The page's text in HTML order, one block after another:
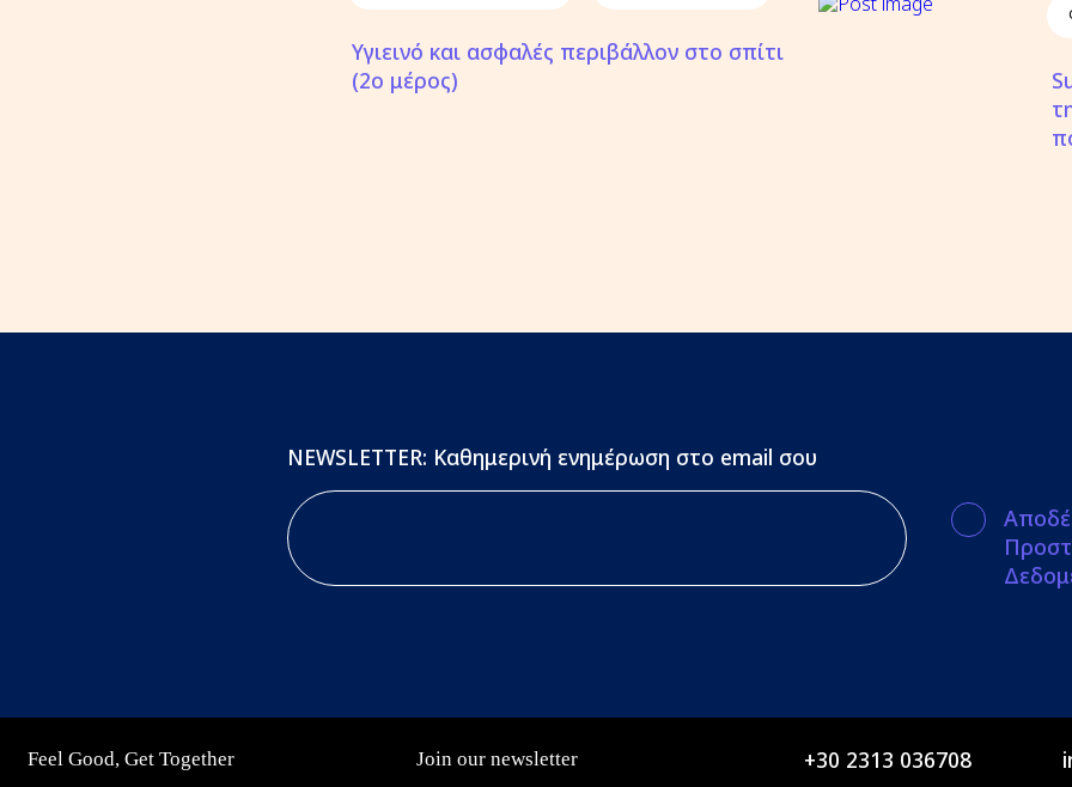
Υγιεινό και ασφαλές περιβάλλον στο σπίτι
(2ο μέρος)
NEWSLETTER: Καθημερινή ενημέρωση στο email σου
Feel Good, Get Together Join our newsletter +30 2313 036708